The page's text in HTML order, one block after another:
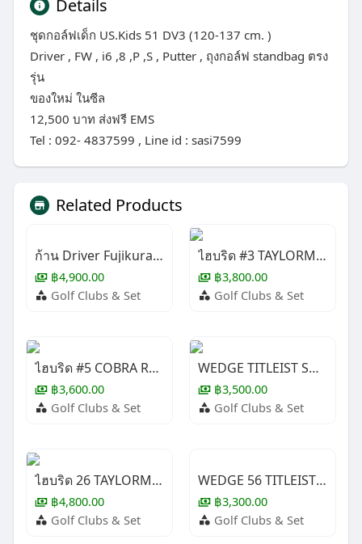
Details
ชุดกอล์ฟเด็ก US.Kids 51 DV3 (120-137 cm. )
Driver , FW , i6 ,8 ,P ,S , Putter , ถุงกอล์ฟ standbag ตรง
รุ่น
ของใหม่ ในซีล
12,500 บาท ส่งฟรี EMS
Tel : 092- 4837599 , Line id : sasi7599
Related Products
ก้าน Driver Fujikura LONG DRIVE
฿4,900.00
Golf Clubs & Set
ไฮบริด #3 TAYLORMADE STEALTH 2+
฿3,800.00
Golf Clubs & Set
ไฮบริด #5 COBRA RAD SPEED ( LADY )
฿3,600.00
Golf Clubs & Set
WEDGE TITLEIST SM10 Jet Black 60/12
฿3,500.00
Golf Clubs & Set
ไฮบริด 26 TAYLORMADE STEATH ( LADY )
฿4,800.00
Golf Clubs & Set
WEDGE 56 TITLEIST SM9
฿3,300.00
Golf Clubs & Set